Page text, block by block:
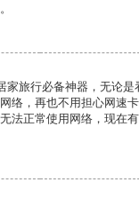
家旅行必备神器，无论
络，再也不用担心网速
法正常使用网络，现在